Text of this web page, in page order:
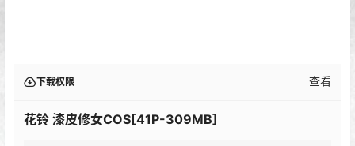
下载权限 查看
花铃 漆皮修女COS[41P-309MB]